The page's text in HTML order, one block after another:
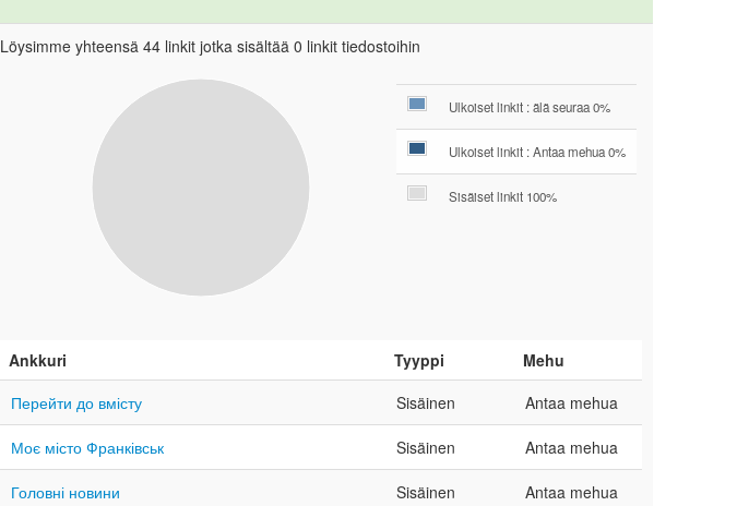
Löysimme yhteensä 44 linkit jotka sisältää 0 linkit tiedostoihin
Ulkoiset linkit : älä seuraa 0%
Ulkoiset linkit : Antaa mehua 0%
Sisäiset linkit 100%
Ankkuri Tyyppi
Mehu
Перейти до вмісту
Sisäinen Antaa mehua
Моє місто Франківськ Sisäinen Antaa mehua
Головні новини Sisäinen Antaa mehua